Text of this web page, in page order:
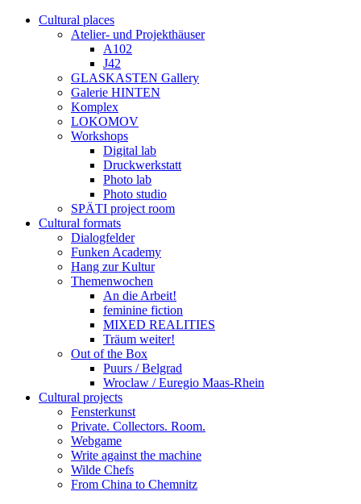
Cultural places
Atelier- und Projekthäuser
A102
J42
GLASKASTEN Gallery
Galerie HINTEN
Komplex
LOKOMOV
Workshops
Digital lab
Druckwerkstatt
Photo lab
Photo studio
SPÄTI project room
Cultural formats
Dialogfelder
Funken Academy
Hang zur Kultur
Themenwochen
An die Arbeit!
feminine fiction
MIXED REALITIES
Träum weiter!
Out of the Box
Puurs / Belgrad
Wroclaw / Euregio Maas-Rhein
Cultural projects
Fensterkunst
Private. Collectors. Room.
Webgame
Write against the machine
Wilde Chefs
From China to Chemnitz